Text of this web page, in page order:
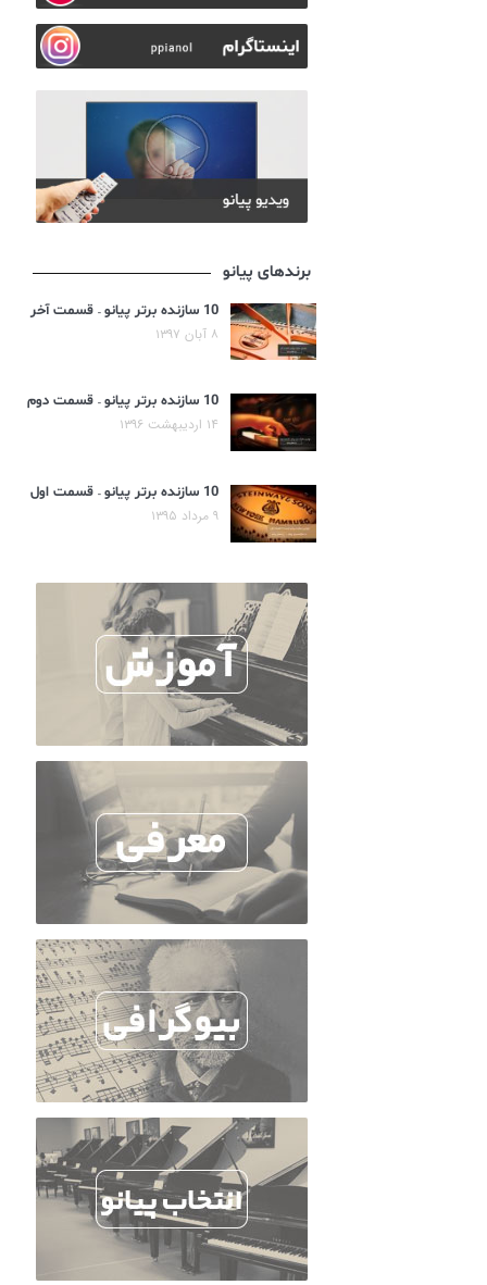
برندهای پیانو
10 سازنده برتر پیانو – قسمت آخر
۸ آبان ۱۳۹۷
10 سازنده برتر پیانو – قسمت دوم
۱۴ اردیبهشت ۱۳۹۶
10 سازنده برتر پیانو – قسمت اول
۹ مرداد ۱۳۹۵